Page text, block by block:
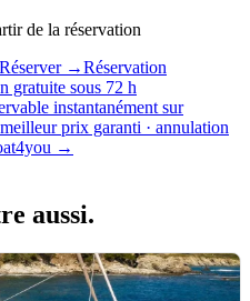
de la réservation
Réserver →Réservation
gratuite sous 72 h
instantanément sur
prix garanti · annulation
→
aussi.